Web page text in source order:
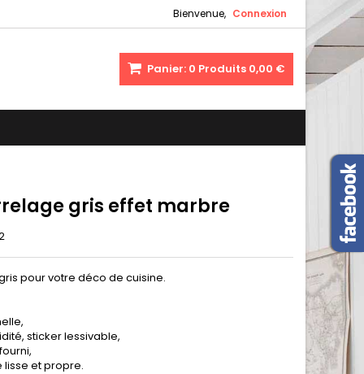
Bienvenue, Connexion
Panier: 0 Produits 0,00 €
gris effet marbre
pour votre déco de cuisine.
sticker lessivable,
lisse et propre.